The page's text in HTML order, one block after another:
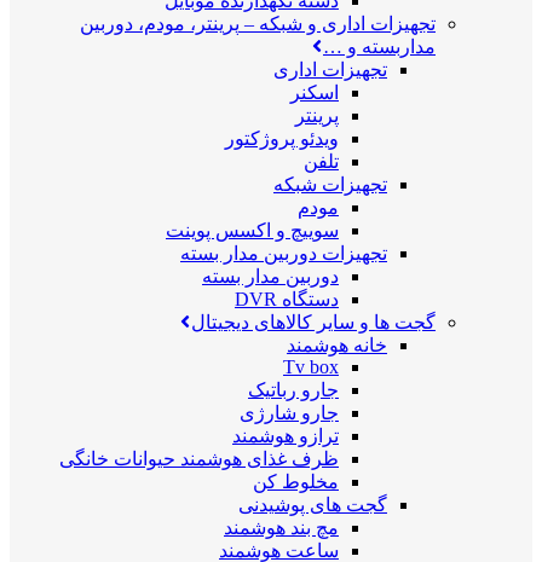
تجهیزات اداری و شبکه – پرینتر، مودم، دوربین
مداربسته و …
تجهیزات اداری
اسکنر
پرینتر
ویدئو پروژکتور
تلفن
تجهیزات شبکه
مودم
سوییچ و اکسس پوینت
تجهیزات دوربین مدار بسته
دوربین مدار بسته
دستگاه DVR
گجت ها و سایر کالاهای دیجیتال
خانه هوشمند
Tv box
جارو رباتیک
جارو شارژی
ترازو هوشمند
ظرف غذای هوشمند حیوانات خانگی
مخلوط کن
گجت های پوشیدنی
مچ بند هوشمند
ساعت هوشمند